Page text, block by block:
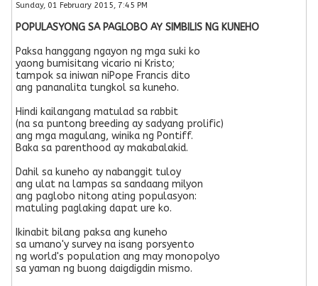
Sunday, 01 February 2015, 7:45 PM
POPULASYONG SA PAGLOBO AY SIMBILIS NG KUNEHO
Paksa hanggang ngayon ng mga suki ko
yaong bumisitang vicario ni Kristo;
tampok sa iniwan niPope Francis dito
ang pananalita tungkol sa kuneho.
Hindi kailangang matulad sa rabbit
(na sa puntong breeding ay sadyang prolific)
ang mga magulang, winika ng Pontiff.
Baka sa parenthood ay makabalakid.
Dahil sa kuneho ay nabanggit tuloy
ang ulat na lampas sa sandaang milyon
ang paglobo nitong ating populasyon:
matuling paglaking dapat ure ko.
Ikinabit bilang paksa ang kuneho
sa umano'y survey na isang porsyento
ng world's population ang may monopolyo
sa yaman ng buong daigdigdin mismo.